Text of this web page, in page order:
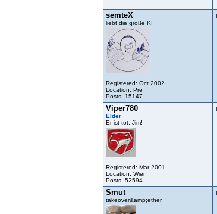
semteX
liebt die große KI
Registered: Oct 2002
Location: Pre
Posts: 15147
Viper780
Elder
Er ist tot, Jim!
Registered: Mar 2001
Location: Wien
Posts: 52594
Smut
takeover&amp;ether